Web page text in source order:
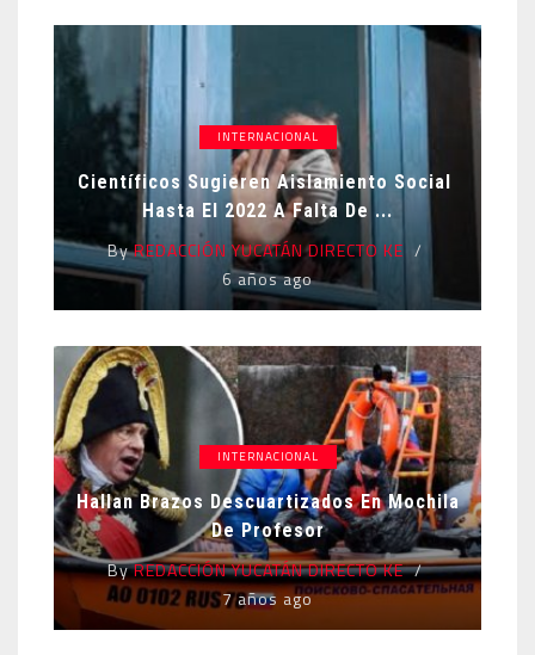
INTERNACIONAL
Científicos Sugieren Aislamiento Social
Hasta El 2022 A Falta De ...
ByREDACCIÓN YUCATÁN DIRECTO KE
6 años ago
INTERNACIONAL
Hallan Brazos Descuartizados En Mochila
De Profesor
ByREDACCIÓN YUCATÁN DIRECTO KE
7 años ago